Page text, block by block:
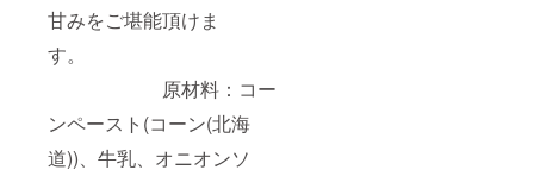
甘みをご堪能頂けま
す。
原材料：コー
ンペースト(コーン(北海
道))、牛乳、オニオンソ